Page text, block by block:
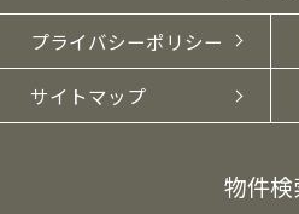
プライバシーポリシー
サイトマップ
物件検